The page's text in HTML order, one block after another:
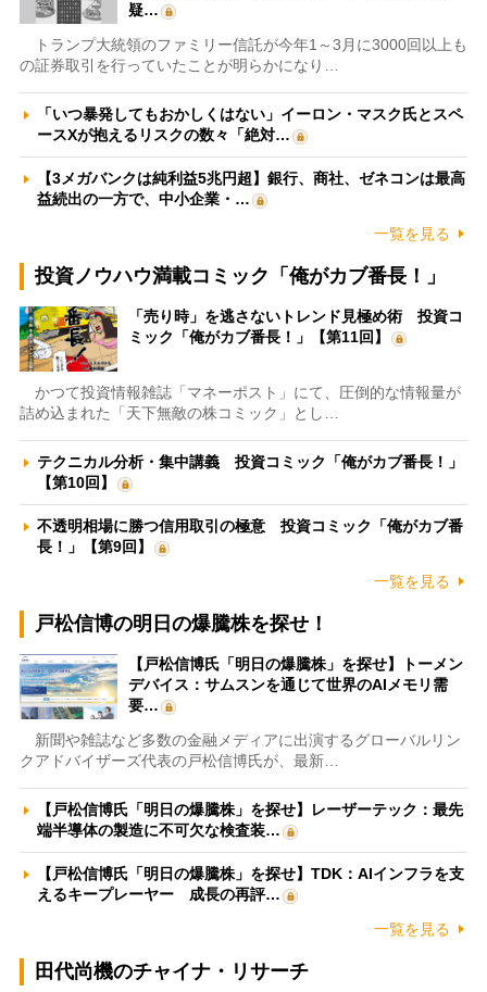
疑…
トランプ大統領のファミリー信託が今年1～3月に3000回以上も
の証券取引を行っていたことが明らかになり…
「いつ暴発してもおかしくはない」イーロン・マスク氏とスペ
ースXが抱えるリスクの数々「絶対…
【3メガバンクは純利益5兆円超】銀行、商社、ゼネコンは最高
益続出の一方で、中小企業・…
一覧を見る
投資ノウハウ満載コミック「俺がカブ番長！」
「売り時」を逃さないトレンド見極め術 投資コ
ミック「俺がカブ番長！」【第11回】
かつて投資情報雑誌「マネーポスト」にて、圧倒的な情報量が
詰め込まれた「天下無敵の株コミック」とし…
テクニカル分析・集中講義 投資コミック「俺がカブ番長！」
【第10回】
不透明相場に勝つ信用取引の極意 投資コミック「俺がカブ番
長！」【第9回】
一覧を見る
戸松信博の明日の爆騰株を探せ！
【戸松信博氏「明日の爆騰株」を探せ】トーメン
デバイス：サムスンを通じて世界のAIメモリ需
要…
新聞や雑誌など多数の金融メディアに出演するグローバルリン
クアドバイザーズ代表の戸松信博氏が、最新…
【戸松信博氏「明日の爆騰株」を探せ】レーザーテック：最先
端半導体の製造に不可欠な検査装…
【戸松信博氏「明日の爆騰株」を探せ】TDK：AIインフラを支
えるキープレーヤー 成長の再評…
一覧を見る
田代尚機のチャイナ・リサーチ